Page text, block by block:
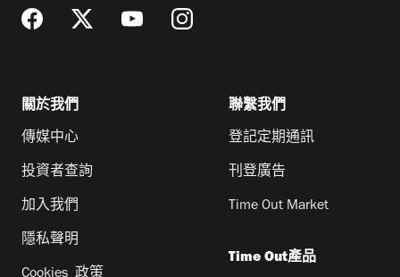
關於我們
傳媒中心
投資者查詢
加入我們
隱私聲明
聯繫我們
登記定期通訊
刊登廣告
Time Out Market
Time Out產品